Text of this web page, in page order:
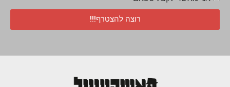
רוצה להצטרף!!!